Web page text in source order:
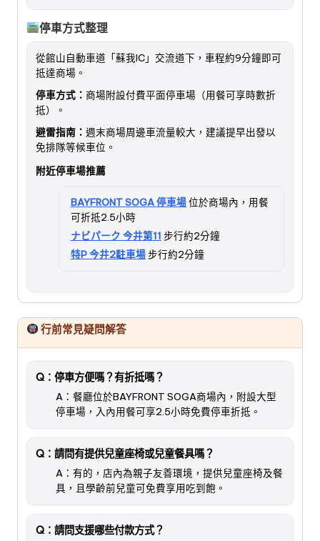
停車方式整理
從館山自動車道「蘇我IC」交流道下，車程約9分鐘即可
抵達商場。
停車方式： 商場附設付費平面停車場（用餐可享時數折
抵）。
避雷指南： 週末商場周邊車流量較大，建議提早出發以
免排隊等候車位。
附近停車場推薦
BAYFRONT SOGA 停車場位於商場內，用餐
可折抵2.5小時
ナビパーク 今井第11 步行約2分鐘
特P 今井2駐車場步行約2分鐘
行前常見疑問解答
Q：停車方便嗎？有折抵嗎？
A：餐廳位於BAYFRONT SOGA商場內，附設大型
停車場，入內用餐可享2.5小時免費停車折抵。
Q：請問有提供兒童座椅或兒童餐具嗎？
A：有的，店內為親子友善環境，提供兒童座椅及餐
具，且學齡前兒童可免費享用吃到飽。
Q：請問支援哪些付款方式？